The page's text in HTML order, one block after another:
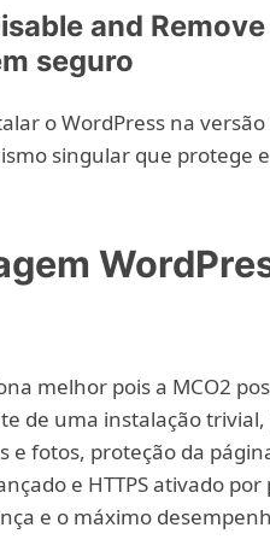
and
seguro
o WordPress na
singular que
melhor pois a MCO2
de uma instalação
fotos, proteção da
e HTTPS ativado
e o máximo